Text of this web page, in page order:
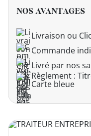
NOS AVANTAGES
Livraison ou
Commande
Livré par nos
Règlement :
Carte bleue